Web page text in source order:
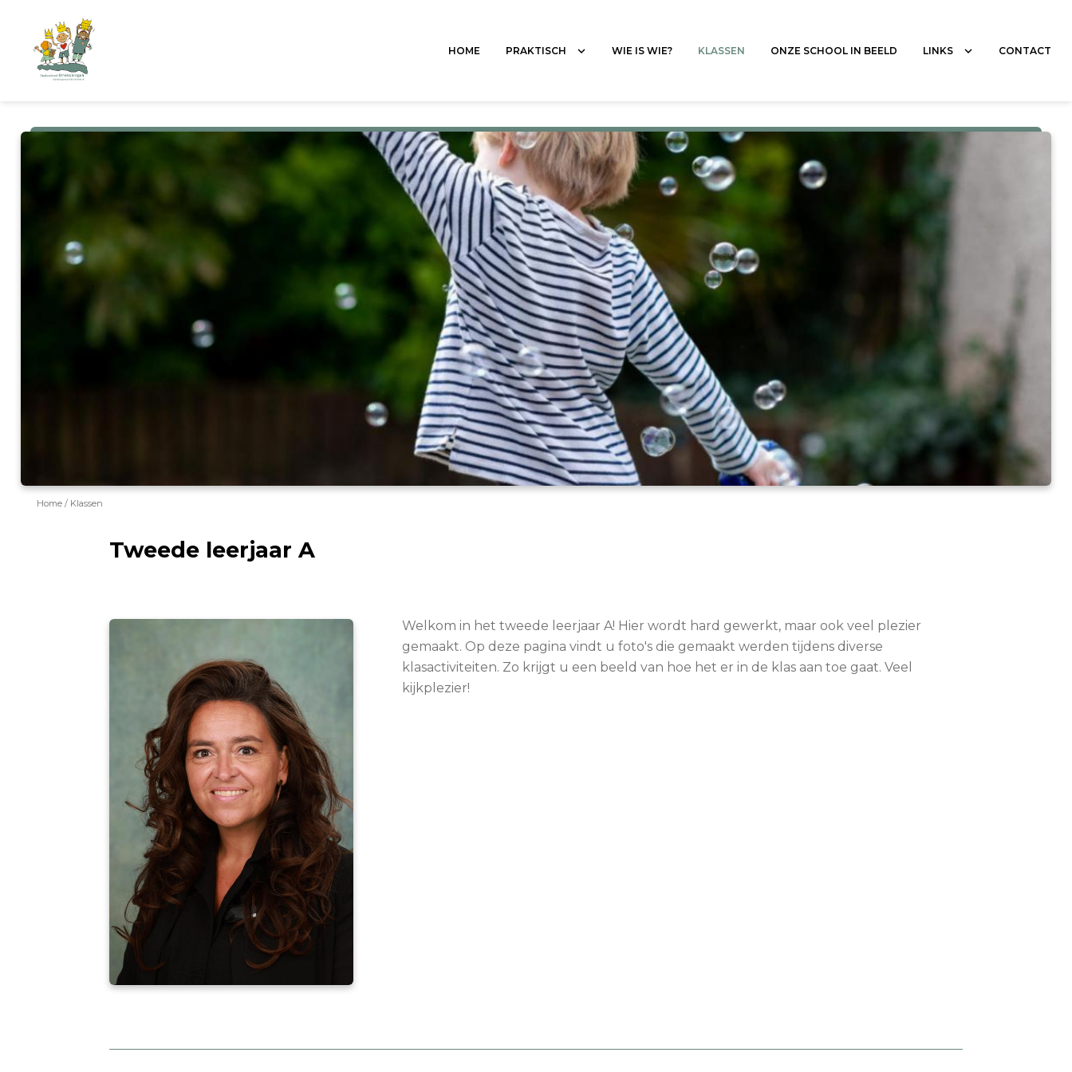
HOME PRAKTISCH WIE IS WIE? KLASSEN ONZE SCHOOL IN BEELD LINKS CONTACT
Home Klassen
Tweede leerjaar A
Welkom in het tweede leerjaar A! Hier wordt hard gewerkt, maar ook veel plezier
gemaakt. Op deze pagina vindt u foto's die gemaakt werden tijdens diverse
klasactiviteiten. Zo krijgt u een beeld van hoe het er in de klas aan toe gaat. Veel
kijkplezier!